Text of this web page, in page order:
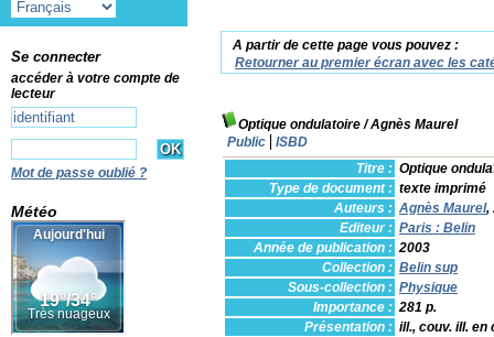
A partir de cette page vous pouvez :
Retourner au premier écran avec les
Optique ondulatoire/ Agnès Maurel
Public
ISBD
Titre : Optique
Type de document : texte imprimé
Auteurs : Agnès Maurel,
Editeur : Paris : Belin
Année de publication : 2003
Collection : Belin sup
Sous-collection : Physique
Importance : 281 p.
Présentation : ill., couv. ill. en
Se connecter
accéder à votre compte de
lecteur
Mot de passe oublié ?
Météo